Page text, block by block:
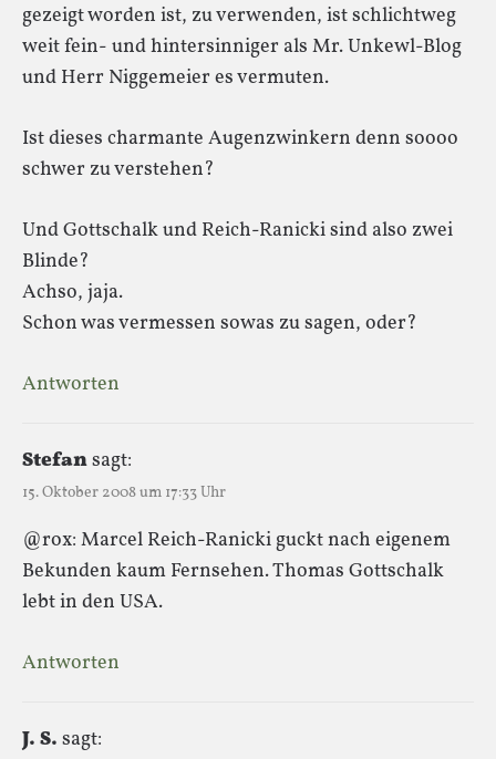
gezeigt worden ist, zu verwenden, ist schlichtweg
weit fein- und hintersinniger als Mr. Unkewl-Blog
und Herr Niggemeier es vermuten.
Ist dieses charmante Augenzwinkern denn soooo
schwer zu verstehen?
Und Gottschalk und Reich-Ranicki sind also zwei
Blinde?
Achso, jaja.
Schon was vermessen sowas zu sagen, oder?
Antworten
Stefansagt:
15. Oktober 2008 um 17:33 Uhr
@rox: Marcel Reich-Ranicki guckt nach eigenem
Bekunden kaum Fernsehen. Thomas Gottschalk
lebt in den USA.
Antworten
J. S. sagt: